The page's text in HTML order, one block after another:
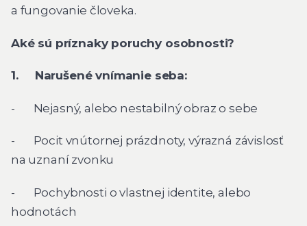
a fungovanie človeka.
Aké sú príznaky poruchy osobnosti?
1. Narušené vnímanie seba:
- Nejasný, alebo nestabilný obraz o sebe
- Pocit vnútornej prázdnoty, výrazná závislosť
na uznaní zvonku
- Pochybnosti o vlastnej identite, alebo
hodnotách